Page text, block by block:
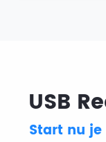
USB
Start nu